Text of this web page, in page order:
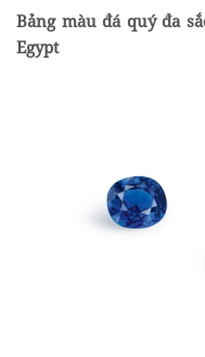
Bảng màu đá quý đa
Egypt